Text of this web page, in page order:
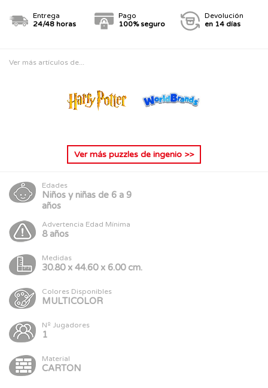
Entrega
24/48 horas
Pago
100% seguro
Devolución
en 14 días
Ver más artículos de...
Ver más puzzles de ingenio >>
Edades
Niños y niñas de 6 a 9
años
Advertencia Edad Mínima
8 años
Medidas
30.80 x 44.60 x 6.00 cm.
Colores Disponibles
MULTICOLOR
Nº Jugadores
1
Material
CARTON